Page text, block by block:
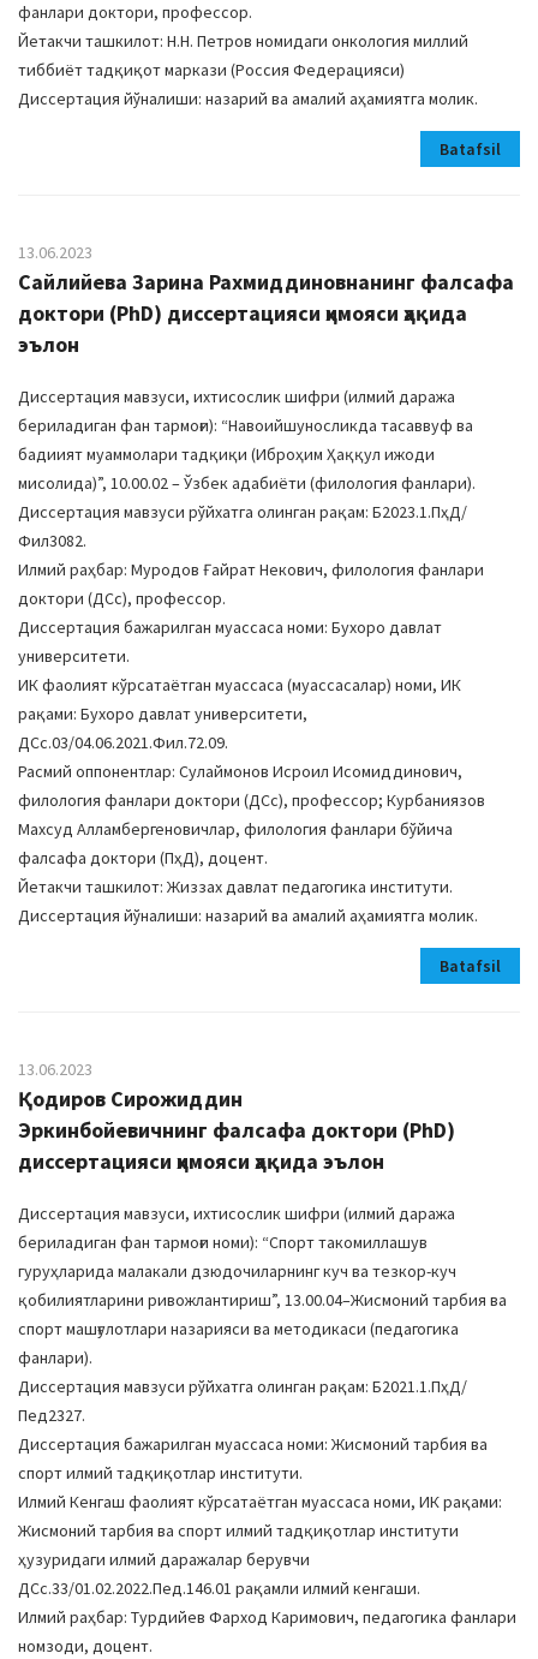
фанлари доктори, профессор.
Йетакчи ташкилот: Н.Н. Петров номидаги онкология миллий
тиббиёт тадқиқот маркази (Россия Федерацияси)
Диссертация йўналиши: назарий ва амалий аҳамиятга молик.
Batafsil
13.06.2023
Сайлийева Зарина Рахмиддиновнанинг фалсафа
доктори (PhD) диссертацияси ҳимояси ҳақида
эълон
Диссертация мавзуси, ихтисослик шифри (илмий даража
бериладиган фан тармоғи): “Навоийшуносликда тасаввуф ва
бадиият муаммолари тадқиқи (Иброҳим Ҳаққул ижоди
мисолида)”, 10.00.02 – Ўзбек адабиёти (филология фанлари).
Диссертация мавзуси рўйхатга олинган рақам: Б2023.1.ПҳД/
Фил3082.
Илмий раҳбар: Муродов Ғайрат Некович, филология фанлари
доктори (ДСc), профессор.
Диссертация бажарилган муассаса номи: Бухоро давлат
университети.
ИК фаолият кўрсатаётган муассаса (муассасалар) номи, ИК
рақами: Бухоро давлат университети,
ДСc.03/04.06.2021.Фил.72.09.
Расмий оппонентлар: Сулаймонов Исроил Исомиддинович,
филология фанлари доктори (ДСc), профессор; Курбаниязов
Махсуд Aлламбергеновичлар, филология фанлари бўйича
фалсафа доктори (ПҳД), доцент.
Йетакчи ташкилот: Жиззах давлат педагогика институти.
Диссертация йўналиши: назарий ва амалий аҳамиятга молик.
Batafsil
13.06.2023
Қодиров Сирожиддин
Эркинбойевичнинг фалсафа доктори (PhD)
диссертацияси ҳимояси ҳақида эълон
Диссертация мавзуси, ихтисослик шифри (илмий даража
бериладиган фан тармоғи номи): “Спорт такомиллашув
гуруҳларида малакали дзюдочиларнинг куч ва тезкор-куч
қобилиятларини ривожлантириш”, 13.00.04–Жисмоний тарбия ва
спорт машғулотлари назарияси ва методикаси (педагогика
фанлари).
Диссертация мавзуси рўйхатга олинган рақам: Б2021.1.ПҳД/
Пед2327.
Диссертация бажарилган муассаса номи: Жисмоний тарбия ва
спорт илмий тадқиқотлар институти.
Илмий Кенгаш фаолият кўрсатаётган муассаса номи, ИК рақами:
Жисмоний тарбия ва спорт илмий тадқиқотлар институти
ҳузуридаги илмий даражалар берувчи
ДСc.33/01.02.2022.Пед.146.01 рақамли илмий кенгаши.
Илмий раҳбар: Турдийев Фарход Каримович, педагогика фанлари
номзоди, доцент.